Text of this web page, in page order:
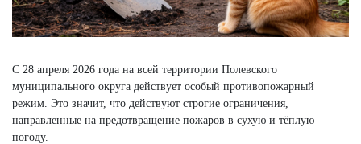
С 28 апреля 2026 года на всей территории Полевского
муниципального округа действует особый противопожарный
режим. Это значит, что действуют строгие ограничения,
направленные на предотвращение пожаров в сухую и тёплую
погоду.